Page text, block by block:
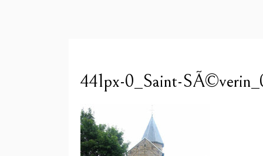
441px-0_Saint-